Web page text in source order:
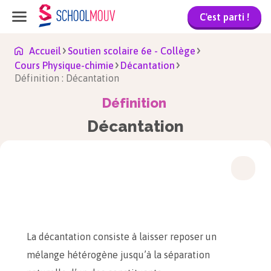
C'est parti !
Accueil
Soutien scolaire 6e - Collège
Cours Physique-chimie
Décantation
Définition : Décantation
Définition
Décantation
La décantation consiste à laisser reposer un
mélange hétérogène jusqu’à la séparation